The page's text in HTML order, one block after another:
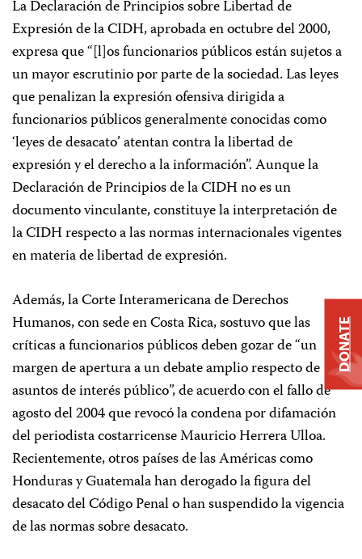
La Declaración de Principios sobre Libertad de
Expresión de la CIDH, aprobada en octubre del 2000,
expresa que “[l]os funcionarios públicos están sujetos a
un mayor escrutinio por parte de la sociedad. Las leyes
que penalizan la expresión ofensiva dirigida a
funcionarios públicos generalmente conocidas como
‘leyes de desacato’ atentan contra la libertad de
expresión y el derecho a la información”. Aunque la
Declaración de Principios de la CIDH no es un
documento vinculante, constituye la interpretación de
la CIDH respecto a las normas internacionales vigentes
en materia de libertad de expresión.
Además, la Corte Interamericana de Derechos
Humanos, con sede en Costa Rica, sostuvo que las
críticas a funcionarios públicos deben gozar de “un
margen de apertura a un debate amplio respecto de
asuntos de interés público”, de acuerdo con el fallo de
agosto del 2004 que revocó la condena por difamación
del periodista costarricense Mauricio Herrera Ulloa.
Recientemente, otros países de las Américas como
Honduras y Guatemala han derogado la figura del
desacato del Código Penal o han suspendido la vigencia
de las normas sobre desacato.
DONATE